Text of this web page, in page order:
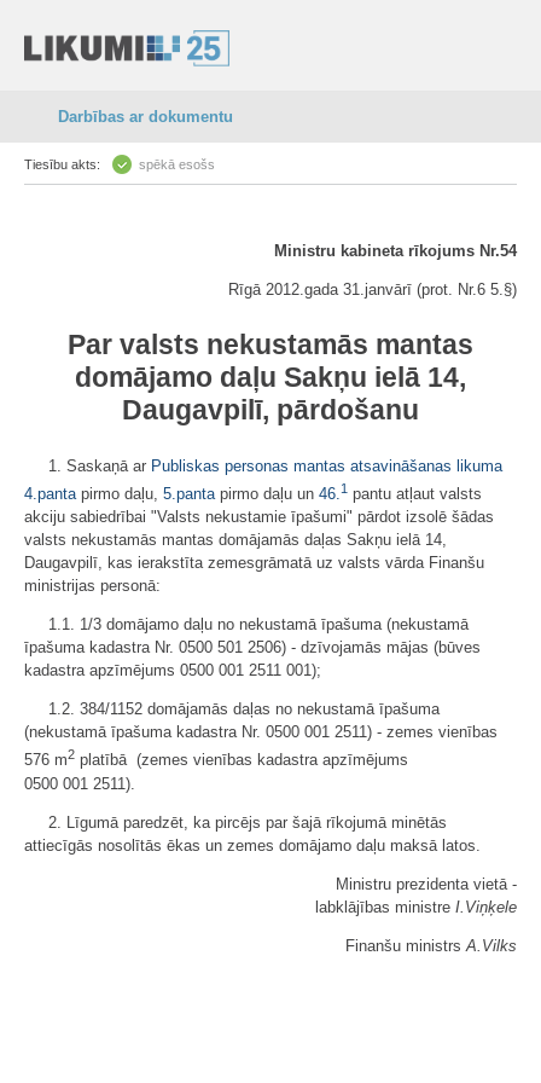
Darbības ar dokumentu
Tiesību akts: spēkā esošs
Ministru kabineta rīkojums Nr.54
Rīgā 2012.gada 31.janvārī (prot. Nr.6 5.§)
Par valsts nekustamās mantas
domājamo daļu Sakņu ielā 14,
Daugavpilī, pārdošanu
1. Saskaņā ar Publiskas personas mantas atsavināšanas likuma
4.pantapirmo daļu, 5.pantapirmo daļu un 46.1 pantu atļaut valsts
akciju sabiedrībai "Valsts nekustamie īpašumi" pārdot izsolē šādas
valsts nekustamās mantas domājamās daļas Sakņu ielā 14,
Daugavpilī, kas ierakstīta zemesgrāmatā uz valsts vārda Finanšu
ministrijas personā:
1.1. 1/3 domājamo daļu no nekustamā īpašuma (nekustamā
īpašuma kadastra Nr. 0500 501 2506) - dzīvojamās mājas (būves
kadastra apzīmējums 0500 001 2511 001);
1.2. 384/1152 domājamās daļas no nekustamā īpašuma
(nekustamā īpašuma kadastra Nr. 0500 001 2511) - zemes vienības
576 m2 platībā (zemes vienības kadastra apzīmējums
0500 001 2511).
2. Līgumā paredzēt, ka pircējs par šajā rīkojumā minētās
attiecīgās nosolītās ēkas un zemes domājamo daļu maksā latos.
Ministru prezidenta vietā -
labklājības ministre I.Viņķele
Finanšu ministrs A.Vilks